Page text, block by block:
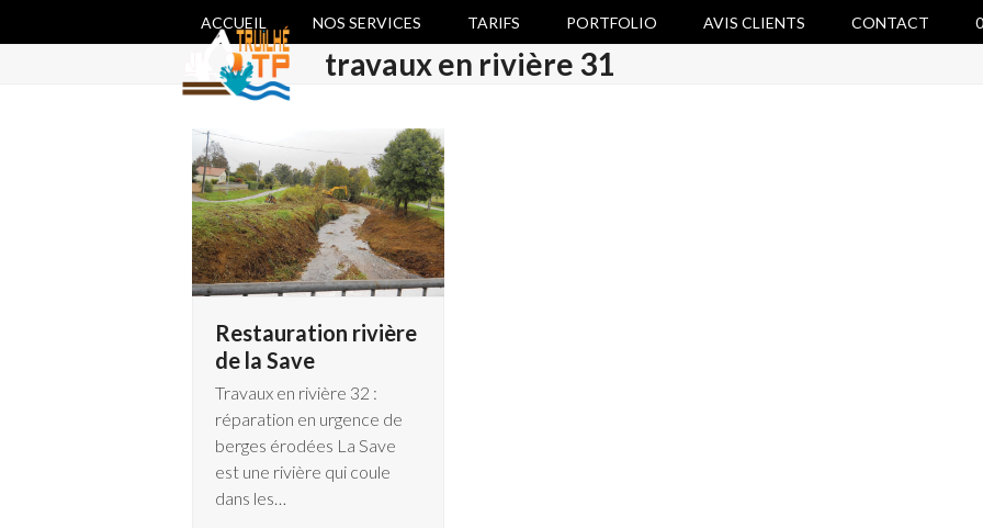
ACCUEIL NOS SERVICES TARIFS PORTFOLIO AVIS CLIENTS CONTACT
travaux en rivière 31
Restauration rivière
de la Save
Travaux en rivière 32 :
réparation en urgence de
berges érodées La Save
est une rivière qui coule
dans les…